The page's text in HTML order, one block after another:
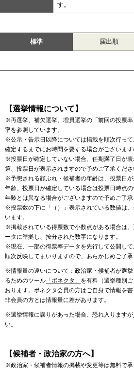
す。
標準 届出順
【選挙情報について】
※再選挙、補欠選挙、増員選挙の「前回の投票
率を参照しています。
※公示・告示日以降については掲載を順次行っ
確定するまでにお時間を要する場合がございます
※投票日が確定していない場合、任期満了日が
第、投票日が表示されますので予めご了承くださ
※予想される顔ぶれ・候補者の年齢は、投票日
年齢、投票日が確定している場合は投票日時点
年齢とは異なる場合がございますので予めご了承
※投票数の下に「（）」表示されている数値は
います。
※掲載されている得票数で小数点がある場合は
ータに準拠し、按分された数字になります。
※現在、一部の得票率データを先行して公開して
順次反映してまいりますので、あらかじめご了承
※情報量の違いについて：政治家・候補者が選
るためのツール 「ボネクタ」 を有料（選挙種別
おります。ボネクタ会員の方はご自身で情報を書
非会員の方とは情報量に差があります。
※選挙情報に誤りがあった場合、恐れ入りますが
い。
【候補者・政治家の方へ】
※政治家・候補者情報の掲載や変更等は無料で承